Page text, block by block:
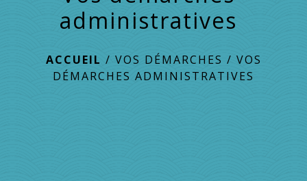
administratives
ACCUEIL / VOS DÉMARCHES / VOS
DÉMARCHES ADMINISTRATIVES